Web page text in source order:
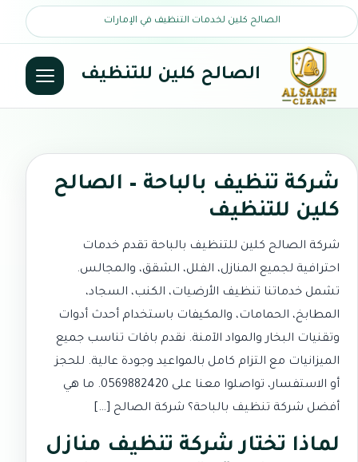
الصالح كلين لخدمات التنظيف في الإمارات
الصالح كلين للتنظيف
شركة تنظيف بالباحة – الصالح
كلين للتنظيف
شركة الصالح كلين للتنظيف بالباحة تقدم خدمات
احترافية لجميع المنازل، الفلل، الشقق، والمجالس.
تشمل خدماتنا تنظيف الأرضيات، الكنب، السجاد،
المطابخ، الحمامات، والمكيفات باستخدام أحدث أدوات
وتقنيات البخار والمواد الآمنة. نقدم باقات تناسب جميع
الميزانيات مع التزام كامل بالمواعيد وجودة عالية. للحجز
أو الاستفسار، تواصلوا معنا على 0569882420. ما هي
أفضل شركة تنظيف بالباحة؟ شركة الصالح […]
لماذا تختار شركة تنظيف منازل